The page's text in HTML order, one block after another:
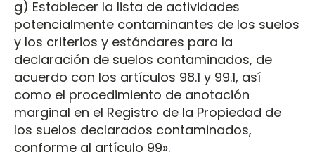
g) Establecer la lista de actividades
potencialmente contaminantes de los suelos
y los criterios y estándares para la
declaración de suelos contaminados, de
acuerdo con los artículos 98.1 y 99.1, así
como el procedimiento de anotación
marginal en el Registro de la Propiedad de
los suelos declarados contaminados,
conforme al artículo 99».